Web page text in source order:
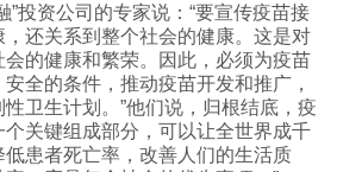
”投资公司的专家说：“要宣传疫苗接
还关系到整个社会的健康。这是对
的健康和繁荣。因此，必须为疫苗
全的条件，推动疫苗开发和推广，
卫生计划。”他们说，归根结底，疫
关键组成部分，可以让全世界成千
低患者死亡率，改善人们的生活质